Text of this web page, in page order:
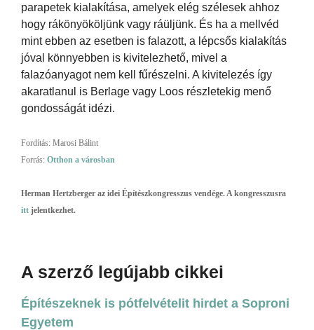
parapetek kialakítása, amelyek elég szélesek ahhoz
hogy rákönyököljünk vagy ráüljünk. És ha a mellvéd
mint ebben az esetben is falazott, a lépcsős kialakítás
jóval könnyebben is kivitelezhető, mivel a
falazóanyagot nem kell fűrészelni. A kivitelezés így
akaratlanul is Berlage vagy Loos részletekig menő
gondosságát idézi.
Fordítás: Marosi Bálint
Forrás: Otthon a városban
Herman Hertzberger az idei Építészkongresszus vendége. A kongresszusra
itt jelentkezhet.
A szerző legújabb cikkei
Építészeknek is pótfelvételit hirdet a Soproni
Egyetem